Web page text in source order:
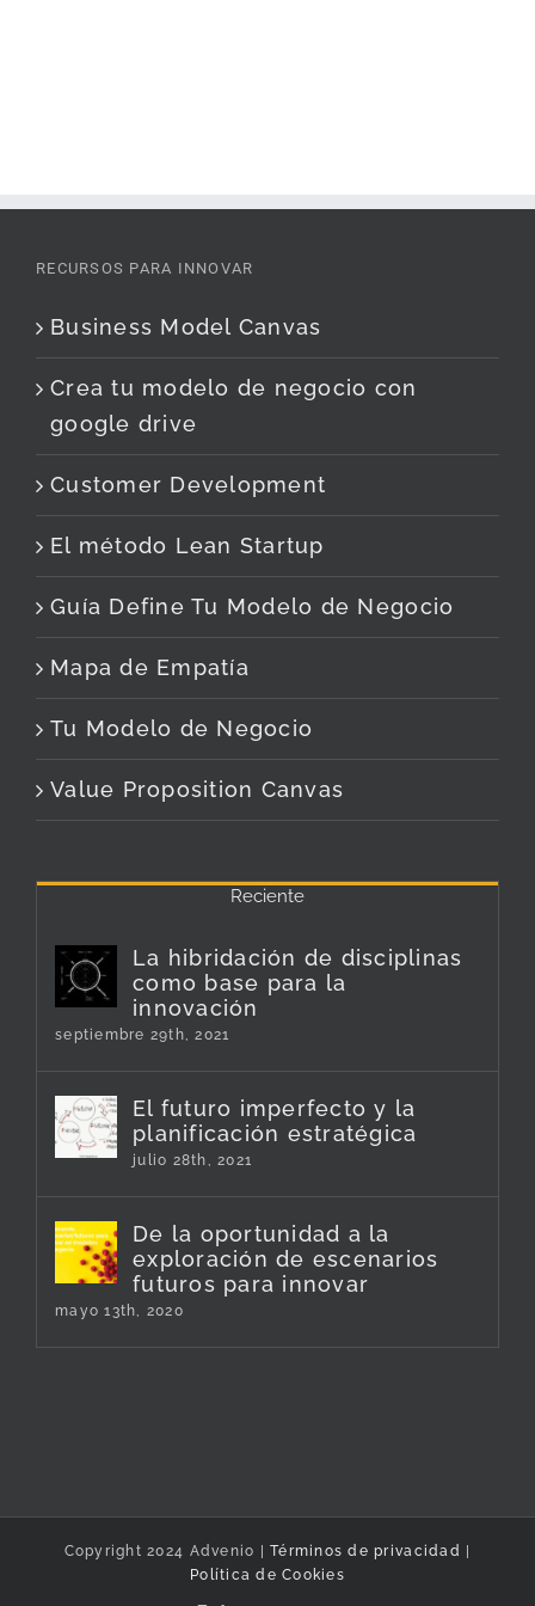
RECURSOS PARA INNOVAR
Business Model Canvas
Crea tu modelo de negocio con
google drive
Customer Development
El método Lean Startup
Guía Define Tu Modelo de Negocio
Mapa de Empatía
Tu Modelo de Negocio
Value Proposition Canvas
Reciente
La hibridación de disciplinas
como base para la
innovación
septiembre 29th, 2021
El futuro imperfecto y la
planificación estratégica
julio 28th, 2021
De la oportunidad a la
exploración de escenarios
futuros para innovar
mayo 13th, 2020
Copyright 2024 Advenio | Términos de privacidad
Política de Cookies